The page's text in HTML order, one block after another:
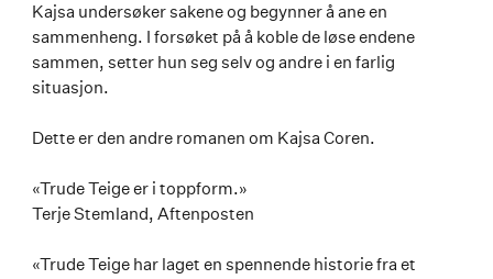
Kajsa undersøker sakene og begynner å ane en
sammenheng. I forsøket på å koble de løse endene
sammen, setter hun seg selv og andre i en farlig
situasjon.
Dette er den andre romanen om Kajsa Coren.
«Trude Teige er i toppform.»
Terje Stemland, Aftenposten
«Trude Teige har laget en spennende historie fra et